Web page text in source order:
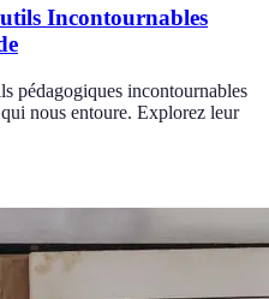
Incontournables
pédagogiques incontournables
nous entoure. Explorez leur